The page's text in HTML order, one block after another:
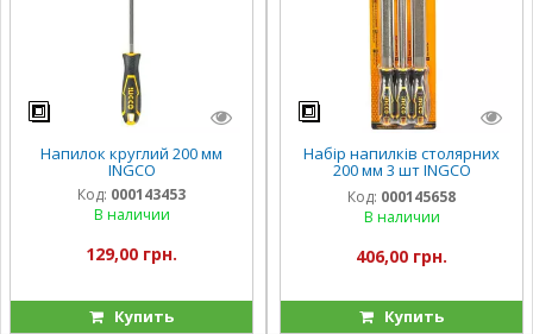
Напилок круглий 200 мм
INGCO
Код: 000143453
В наличии
129,00 грн.
Купить
Набір напилків столярних
200 мм 3 шт INGCO
INDUSTRIAL
Код: 000145658
В наличии
406,00 грн.
Купить